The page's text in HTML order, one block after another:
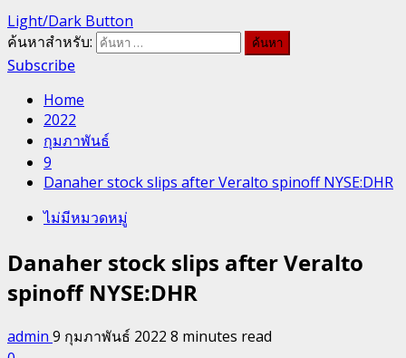
Light/Dark Button
ค้นหาสำหรับ:
Subscribe
Home
2022
กุมภาพันธ์
9
Danaher stock slips after Veralto spinoff NYSE:DHR
ไม่มีหมวดหมู่
Danaher stock slips after Veralto
spinoff NYSE:DHR
admin 9 กุมภาพันธ์ 2022 8 minutes read